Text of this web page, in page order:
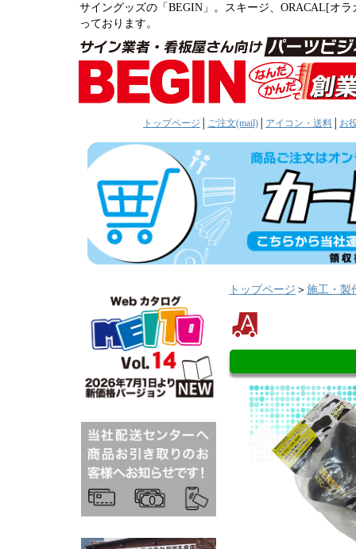
サイングッズの「BEGIN」。スキージ、ORACAL[オ
っております。
トップページ ご注文(mail) アイコン・送料 お
トップページ ＞施工・製